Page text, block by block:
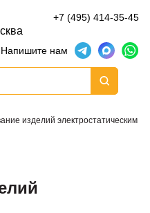
+7 (495) 414-35-45
Напишите нам
изделий электростатическим